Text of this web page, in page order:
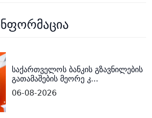
საქართველოს ბანკის გზავნილების
გათამაშების მეორე კ...
06-08-2026